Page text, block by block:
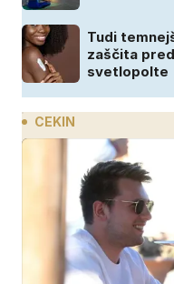
Tudi
zaščita
svetlopolte
CEKIN